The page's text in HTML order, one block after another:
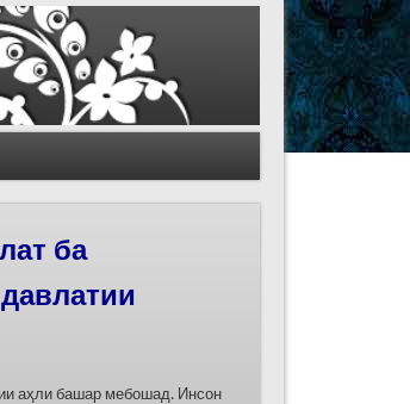
абрешим
ЮНЕСКО
номинатсияҳои муштараки